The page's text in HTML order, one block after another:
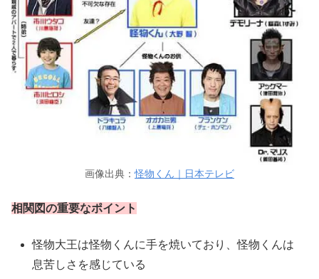
画像出典：怪物くん｜日本テレビ
相関図の重要なポイント
怪物大王は怪物くんに手を焼いており、怪物くんは
息苦しさを感じている